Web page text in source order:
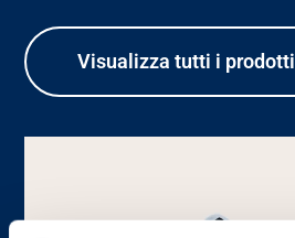
Informazioni
Banca dati
Visualizza tutti i prodotti